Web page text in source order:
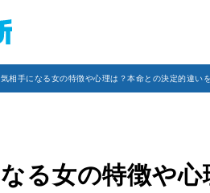
相手になる女の特徴や心理は？本命との決定的違い
なる女の特徴や